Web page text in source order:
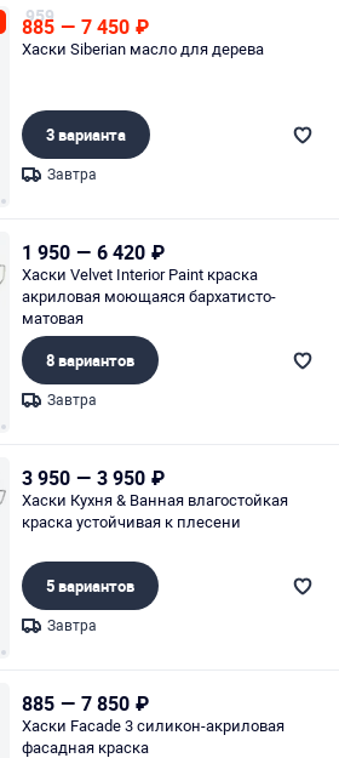
959
885 — 7 450 ₽
Хаски Siberian масло для дерева
3 варианта
Завтра
1 950 — 6 420 ₽
Хаски Velvet Interior Paint краска
акриловая моющаяся бархатисто-
матовая
8 вариантов
Завтра
3 950 — 3 950 ₽
Хаски Кухня & Ванная влагостойкая
краска устойчивая к плесени
5 вариантов
Завтра
885 — 7 850 ₽
Хаски Facade 3 силикон-акриловая
фасадная краска